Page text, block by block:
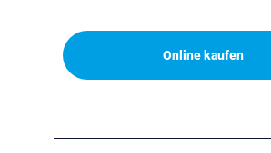
Online kaufen